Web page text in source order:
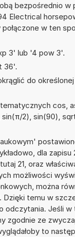
bezpośrednio
Electrical
w ten
3' lub '4 pow 3'.
36'.
do
cos,
sin(π/2), sin(90),
dla zapisu
21, oraz
możliwości
można
Dzięki temu w
odczytania. Jeśli
zgodnie ze
to